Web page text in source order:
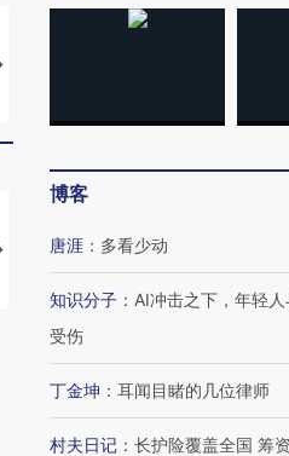
马航飞行员跨国走私7万
【推广】走进第四届链博
会，让数智科技“链”接产
【特别呈现】
有意思的生活
博客
唐涯 ： 多看少动
知识分子 ： AI冲击之下，年轻
受伤
丁金坤 ： 耳闻目睹的几位律师
村夫日记 ： 长护险覆盖全国 筹